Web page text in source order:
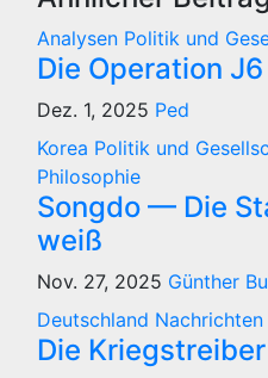
Analysen Politik und
Die Operation J6
Dez. 1, 2025 Ped
Korea Politik und
Philosophie
Songdo — Die
weiß
Nov. 27, 2025 Günther
Deutschland Nachrichten
Die